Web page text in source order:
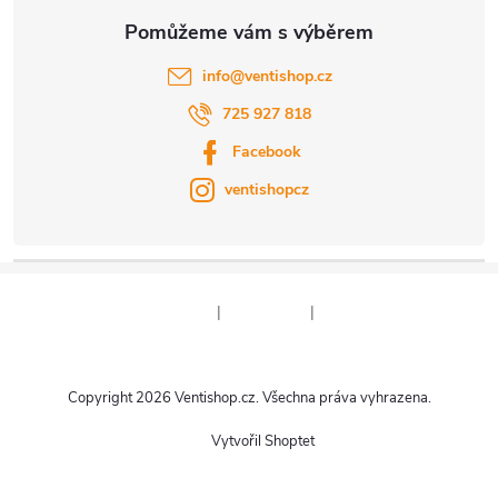
info@ventishop.cz
725 927 818
Facebook
ventishopcz
| |
Vytvořil Shoptet
Copyright 2026 Ventishop.cz. Všechna práva vyhrazena.